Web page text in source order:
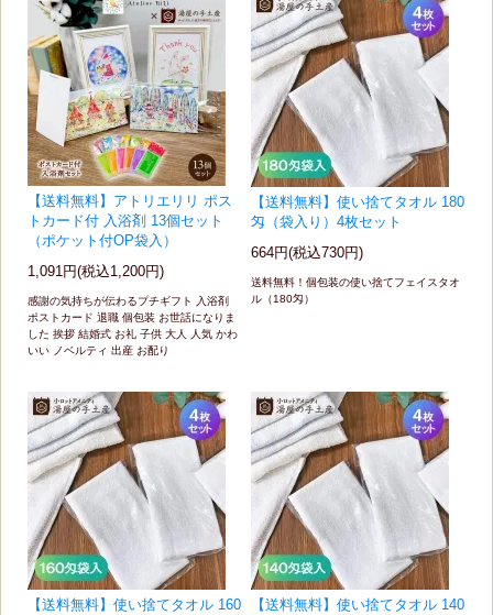
【送料無料】アトリエリリ ポス
トカード付 入浴剤 13個セット
（ポケット付OP袋入）
1,091円(税込1,200円)
感謝の気持ちが伝わるプチギフト 入浴剤
ポストカード 退職 個包装 お世話になりま
した 挨拶 結婚式 お礼 子供 大人 人気 かわ
いい ノベルティ 出産 お配り
【送料無料】使い捨てタオル 180
匁（袋入り）4枚セット
664円(税込730円)
送料無料！個包装の使い捨てフェイスタオ
ル（180匁）
【送料無料】使い捨てタオル 160
【送料無料】使い捨てタオル 140